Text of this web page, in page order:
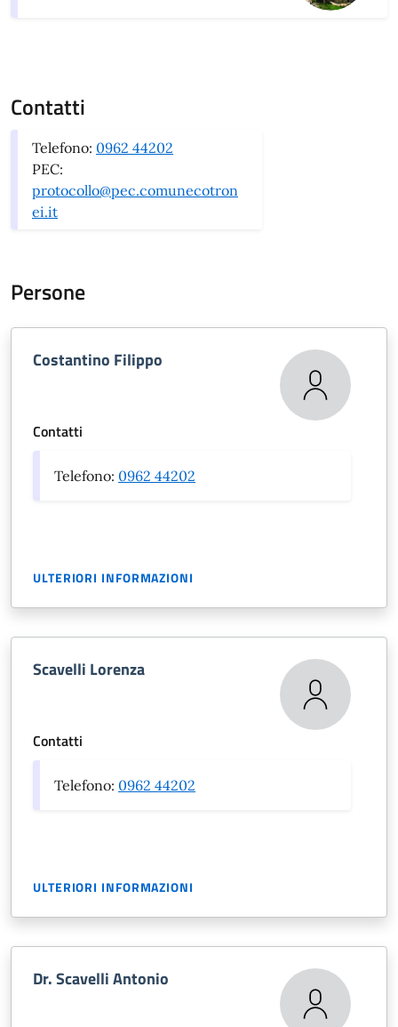
Contatti
Telefono: 0962 44202
PEC:
protocollo@pec.comunecotron
ei.it
Persone
Costantino Filippo
Contatti
Telefono: 0962 44202
ULTERIORI INFORMAZIONI
Scavelli Lorenza
Contatti
Telefono: 0962 44202
ULTERIORI INFORMAZIONI
Dr. Scavelli Antonio